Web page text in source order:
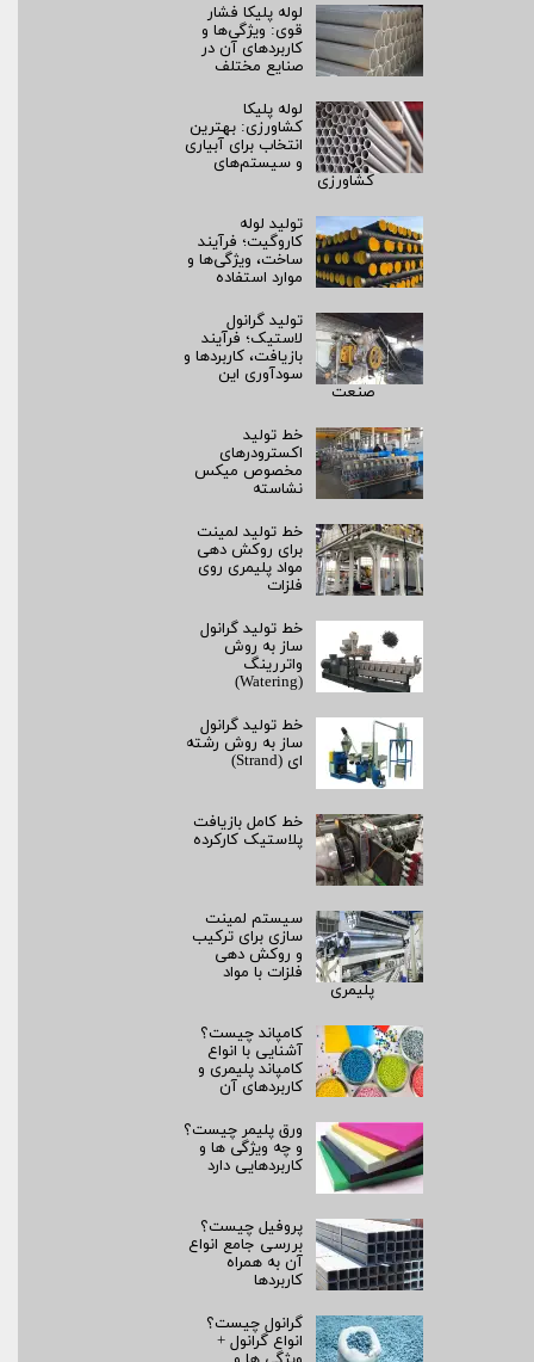
لوله پلیکا فشار
قوی: ویژگی‌ها و
کاربردهای آن در
صنایع مختلف
لوله پلیکا
کشاورزی: بهترین
انتخاب برای آبیاری
و سیستم‌های
کشاورزی
تولید لوله
کاروگیت؛ فرآیند
ساخت، ویژگی‌ها و
موارد استفاده
تولید گرانول
لاستیک؛ فرآیند
بازیافت، کاربردها و
سودآوری این
صنعت
خط تولید
اکسترودرهای
مخصوص میکس
نشاسته
خط تولید لمینت
برای روکش‌ دهی
مواد پلیمری روی
فلزات
خط تولید گرانول
ساز به روش
واتررینگ
(Watering)
خط تولید گرانول
ساز به روش رشته‌
ای (Strand)
خط کامل بازیافت
پلاستیک کارکرده
سیستم لمینت‌
سازی برای ترکیب
و روکش‌ دهی
فلزات با مواد
پلیمری
کامپاند چیست؟
آشنایی با انواع
کامپاند پلیمری و
کاربردهای آن
ورق پلیمر چیست؟
و چه ویژگی ها و
کاربردهایی دارد
پروفیل چیست؟
بررسی جامع انواع
آن به همراه
کاربردها
گرانول چیست؟
انواع گرانول +